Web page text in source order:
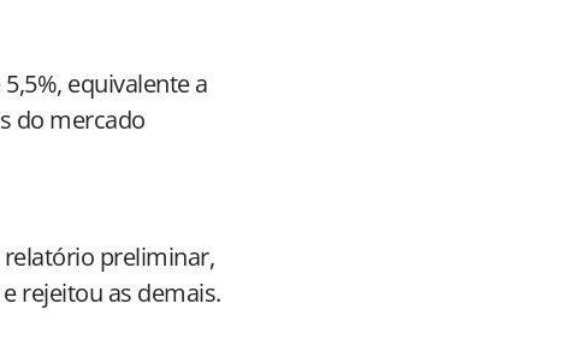
equivalente a
do mercado
relatório preliminar,
rejeitou as demais.